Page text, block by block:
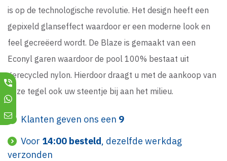
is op de technologische revolutie. Het design heeft een
gepixeld glanseffect waardoor er een moderne look en
feel gecreëerd wordt. De Blaze is gemaakt van een
Econyl garen waardoor de pool 100% bestaat uit
gerecycled nylon. Hierdoor draagt u met de aankoop van
deze tegel ook uw steentje bij aan het milieu.
Klanten geven ons een 9
Voor 14:00 besteld, dezelfde werkdag
verzonden